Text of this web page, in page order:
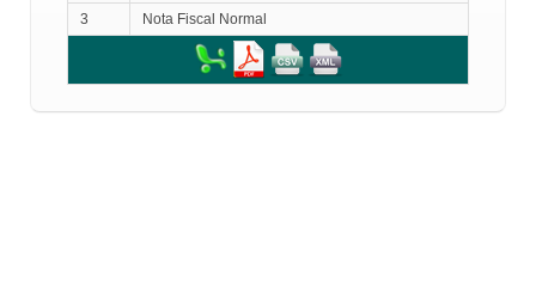
3
Nota Fiscal Normal